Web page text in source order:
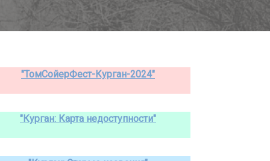
"ТомСойерФест-Курган-2024"
"Курган: Карта недоступности"